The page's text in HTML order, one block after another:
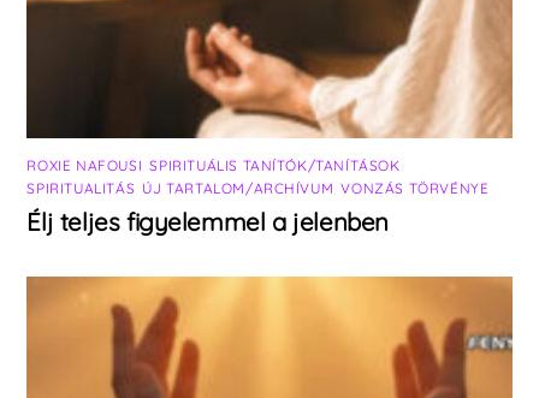
ROXIE NAFOUSI ,SPIRITUÁLIS TANÍTÓK/TANÍTÁSOK
SPIRITUALITÁS ÚJ TARTALOM/ARCHÍVUM ,VONZÁS TÖRVÉNYE
Élj teljes figyelemmel a jelenben